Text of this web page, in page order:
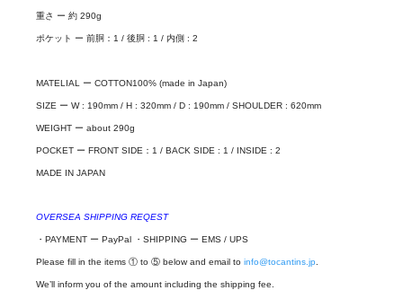
重さ ー 約 290g
ポケット ー 前胴：1 / 後胴 : 1 / 内側 : 2
MATELIAL ー COTTON100% (made in Japan)
SIZE ー W : 190mm / H : 320mm / D : 190mm / SHOULDER : 620mm
WEIGHT ー about 290g
POCKET ー FRONT SIDE：1 / BACK SIDE : 1 / INSIDE : 2
MADE IN JAPAN
OVERSEA SHIPPING REQEST
・PAYMENT ー PayPal ・SHIPPING ー EMS / UPS
Please fill in the items ① to ⑤ below and email to info@tocantins.jp.
We’ll inform you of the amount including the shipping fee.